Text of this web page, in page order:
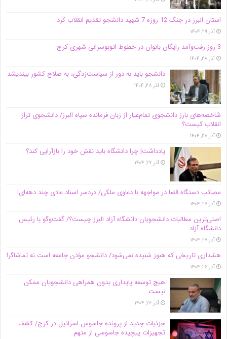
استان البرز در جنگ 12 روزه 7 شهید دانشجو تقدیم انقلاب کرد
آذر ۲۹, ۱۴۰۴
3 روز رفت‌وآمد رایگان بانوان در خطوط اتوبوسرانی شهری کرج
آذر ۲۸, ۱۴۰۴
دانشجو باید به دور از سیاست‌زدگی، به صلاح کشور بیندیشد
آذر ۲۸, ۱۴۰۴
شاخصه‌های بارز دانشجوی تمام‌عیار از زبان فرمانده سپاه البرز/ دانشجوی تراز
انقلاب کیست؟
آذر ۲۸, ۱۴۰۴
یادداشت| چرا دانشگاه باید نقش خود را بازآرایی کند؟
آذر ۲۷, ۱۴۰۴
مصائب دستگاه قضا در مواجهه با دعاوی ملکی/ دردسر اسناد عادی چند‌ دهه‌ای!
آذر ۲۷, ۱۴۰۴
اصلی‌ترین مطالبات دانشجویان دانشگاه آزاد البرز چیست؟/ گفت‌وگو با رئیس
دانشگاه آز‌اد
آذر ۲۷, ۱۴۰۴
هشداری تاریخی که هنوز شنیده نمی‌شود/ دانشجو مؤذن جامعه است نه تماشاگر!
آذر ۲۶, ۱۴۰۴
هیچ توسعه پایداری بدون همراهی دانشجویان ممکن
نیست
آذر ۲۶, ۱۴۰۴
جزئیات جدید از پرونده جاسوس اسرائیل در کرج/‌ کشف
تجهیزات پیچیده جاسوسی از متهم